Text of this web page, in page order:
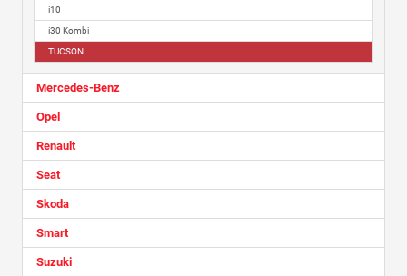
i10
i30 Kombi
TUCSON
Mercedes-Benz
Opel
Renault
Seat
Skoda
Smart
Suzuki